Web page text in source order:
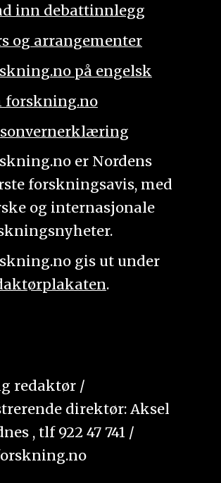
inn debattinnlegg
og arrangementer
på engelsk
forskning.no
er Nordens
forskningsavis, med
og internasjonale
gis ut under
.
redaktør /
direktør: Aksel
, tlf 922 47 741 /